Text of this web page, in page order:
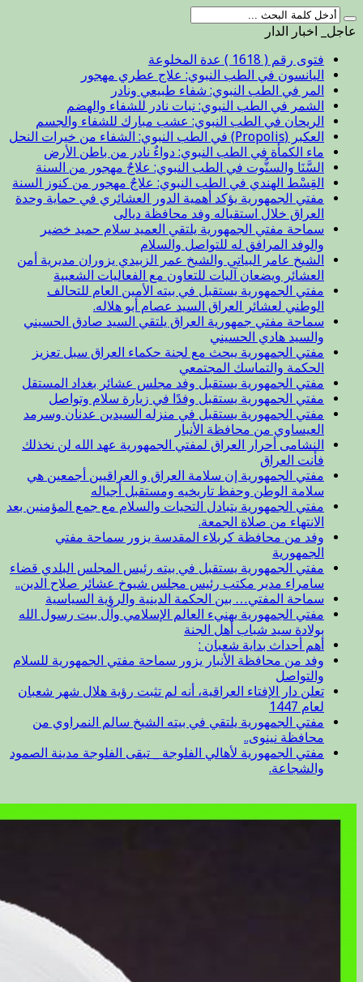
عاجل_ اخبار الدار
فتوى رقم ( 1618 ) عدة المخلوعة
اليانسون في الطب النبوي: علاج عطري مهجور
المر في الطب النبوي: شفاء طبيعي ونادر
الشمر في الطب النبوي: نبات نادر للشفاء والهضم
الريحان في الطب النبوي: عشب مبارك للشفاء والجسم
العكبر (Propolis) في الطب النبوي: الشفاء من خيرات النحل
ماء الكمأة في الطب النبوي: دواءٌ نادر من باطن الأرض
السَّنَا والسنُّوت في الطب النبوي: علاجٌ مهجور من السنة
القِسْط الهندي في الطب النبوي: علاجٌ مهجور من كنوز السنة
مفتي الجمهورية يؤكد أهمية الدور العشائري في حماية وحدة
العراق خلال استقباله وفد محافظة ديالى
سماحة مفتي الجمهورية يلتقي العميد سلام حميد خضير
والوفد المرافق له للتواصل والسلام
الشيخ عامر البياتي والشيخ عمر الزبيدي يزوران مديرية أمن
العشائر ويضعان آليات للتعاون مع الفعاليات الشعبية
مفتي الجمهورية يستقبل في بيته الأمين العام للتحالف
الوطني لعشائر العراق السيد عصام أبو هلاله.
سماحة مفتي جمهورية العراق يلتقي السيد صادق الحسيني
والسيد هادي الحسيني
مفتي الجمهورية يبحث مع لجنة حكماء العراق سبل تعزيز
الحكمة والتماسك المجتمعي
مفتي الجمهورية يستقبل وفد مجلس عشائر بغداد المستقل
مفتي الجمهورية يستقبل وفدًا في زيارة سلام وتواصل
مفتي الجمهورية يستقبل في منزله السيدين عدنان وسرمد
العيساوي من محافظة الأنبار
النشامى أحرار العراق لمفتي الجمهورية عهد الله لن نخذلك
فأنت العراق
مفتي الجمهورية إن سلامة العراق و العراقيين أجمعين هي
سلامة الوطن وحفظ تاريخيه ومستقبل أجياله
مفتي الجمهورية يتبادل التحيات والسلام مع جمع المؤمنين بعد
الانتهاء من صلاة الجمعة.
وفد من محافظة كربلاء المقدسة يزور سماحة مفتي
الجمهورية
مفتي الجمهورية يستقبل في بيته رئيس المجلس البلدي قضاء
سامراء مدير مكتب رئيس مجلس شيوخ عشائر صلاح الدين..
سماحة المفتي… بين الحكمة الدينية والرؤية السياسية
مفتي الجمهورية يهنيء العالم الإسلامي وآل بيت رسول الله
بولادة سيد شباب أهل الجنة
أهم أحداث بداية شعبان :
وفد من محافظة الأنبار يزور سماحة مفتي الجمهورية للسلام
والتواصل
تعلن دار الإفتاء العراقية، أنه لم تثبت رؤية هلال شهر شعبان
لعام 1447
مفتي الجمهورية يلتقي في بيته الشيخ سالم النمراوي من
محافظة نينوى..
مفتي الجمهورية لأهالي الفلوجة _ تبقى الفلوجة مدينة الصمود
والشجاعة.